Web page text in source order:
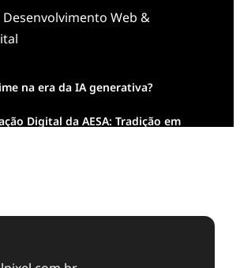
Desenvolvimento Web &
na era da IA generativa?
Digital da AESA: Tradição em